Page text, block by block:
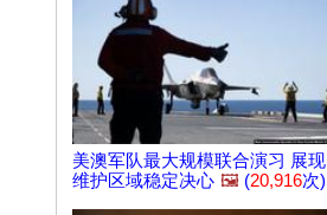
美澳军队最大规模联合演习 展现
维护区域稳定决心 🖼️ (20,916次)